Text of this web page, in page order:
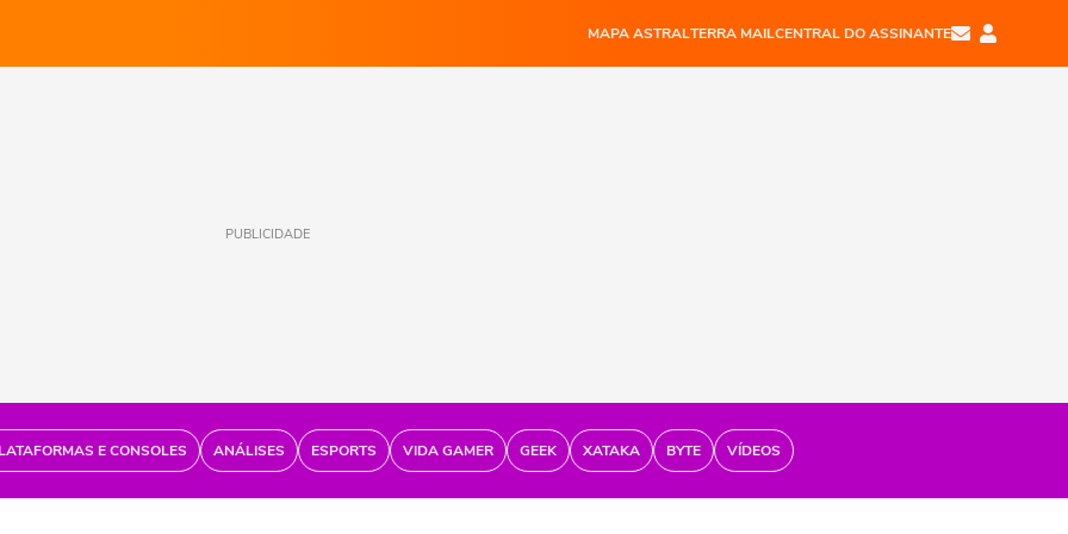
MAPA ASTRALTERRA MAILCENTRAL DO ASSINANTE
PUBLICIDADE
E CONSOLES ANÁLISES ESPORTS VIDA GAMER GEEK XATAKA BYTE VÍDEOS